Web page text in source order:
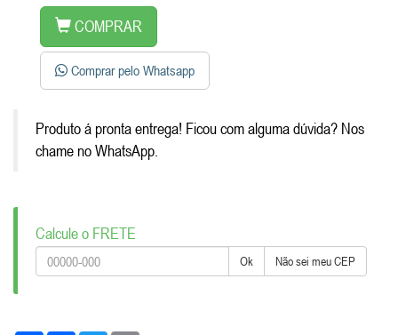
COMPRAR
Comprar pelo Whatsapp
Produto á pronta entrega! Ficou com alguma dúvida? Nos
chame no WhatsApp.
Calcule o FRETE
Ok Não sei meu CEP